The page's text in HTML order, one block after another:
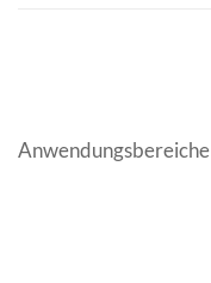
Anwendungsbereiche